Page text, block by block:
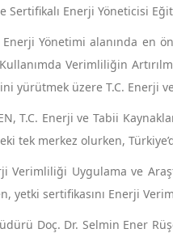
Sertifikalı Enerji Yöneticisi
Enerji Yönetimi alanında en
Verimliliğin
yürütmek üzere T.C. Enerji
T.C. Enerji ve Tabii
tek merkez olurken,
Verimliliği Uygulama ve
yetki sertifikasını Enerji
Doç. Dr. Selmin Ener